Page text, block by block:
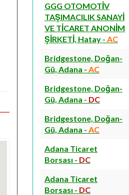
GGG OTOMOTİV
TAŞIMACILIK SANAYİ
VE TİCARET ANONİM
ŞİRKETİ, Hatay - AC
Bridgestone, Doğan-
Gü, Adana - AC
Bridgestone, Doğan-
Gü, Adana - DC
Bridgestone, Doğan-
Gü, Adana - AC
Adana Ticaret
Borsası - DC
Adana Ticaret
Borsası - DC